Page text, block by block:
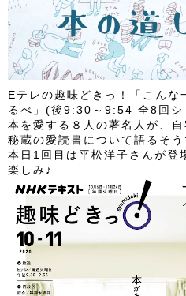
Eテレの趣味どきっ！「こん
るべ」(後9:30～9:54 全8回シ
本を愛する８人の著名人が、
秘蔵の愛読書について語るそう
本日1回目は平松洋子さんが登
楽しみ♪